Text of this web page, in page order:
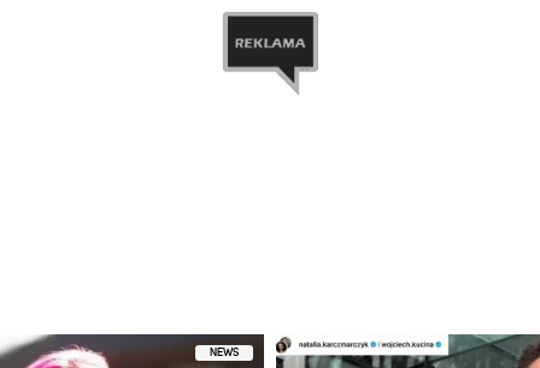
NEWS